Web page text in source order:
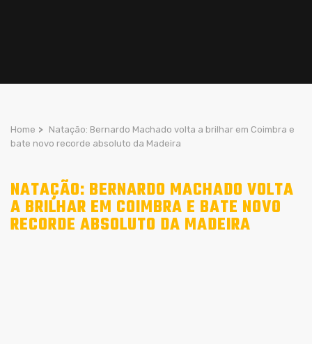
Home > Natação: Bernardo Machado volta a brilhar em Coimbra e
bate novo recorde absoluto da Madeira
NATAÇÃO: BERNARDO MACHADO VOLTA
A BRILHAR EM COIMBRA E BATE NOVO
RECORDE ABSOLUTO DA MADEIRA